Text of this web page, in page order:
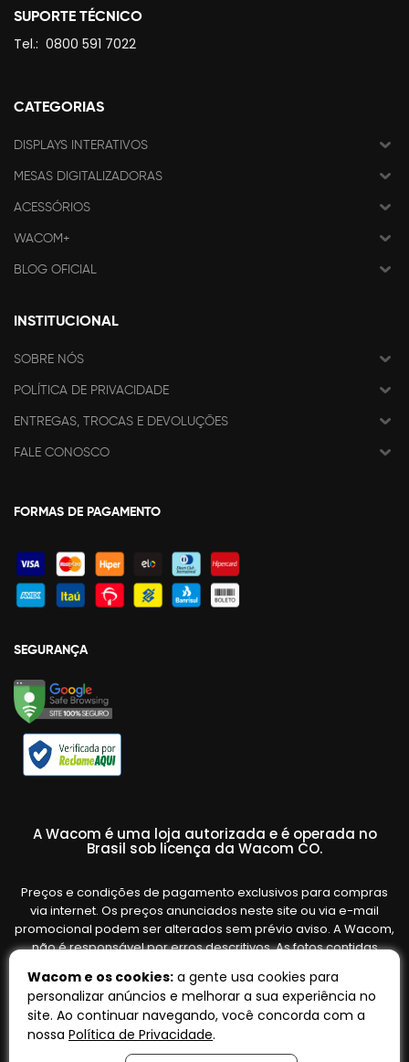
SUPORTE TÉCNICO
Tel.: 0800 591 7022
CATEGORIAS
DISPLAYS INTERATIVOS
MESAS DIGITALIZADORAS
ACESSÓRIOS
WACOM+
BLOG OFICIAL
INSTITUCIONAL
SOBRE NÓS
POLÍTICA DE PRIVACIDADE
ENTREGAS, TROCAS E DEVOLUÇÕES
FALE CONOSCO
FORMAS DE PAGAMENTO
SEGURANÇA
A Wacom é uma loja autorizada e é operada no
Brasil sob licença da Wacom CO.
Preços e condições de pagamento exclusivos para compras
via internet. Os preços anunciados neste site ou via e-mail
promocional podem ser alterados sem prévio aviso. A Wacom,
não é responsável por erros descritivos. As fotos contidas
variar de acordo com o fornecedor/lote do fabricante. Ofertas
válidas até o término de nossos estoques. Vendas sujeitas à
análise e confirmação de dados.
Wacom e os cookies: a gente usa cookies para
personalizar anúncios e melhorar a sua experiência no
site. Ao continuar navegando, você concorda com a
nossa Política de Privacidade.